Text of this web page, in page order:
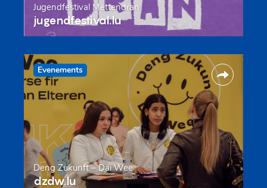
Jugendfestival Mëttendran
jugendfestival.lu
Evenements
Deng Zukunft – Däi Wee
dzdw.lu